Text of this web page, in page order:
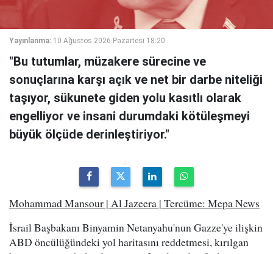
Yayınlanma: 10 Ağustos 2026 Pazartesi 18:20
"Bu tutumlar, müzakere sürecine ve
sonuçlarına karşı açık ve net bir darbe niteliği
taşıyor, sükunete giden yolu kasıtlı olarak
engelliyor ve insani durumdaki kötüleşmeyi
büyük ölçüde derinleştiriyor."
Mohammad Mansour | Al Jazeera | Tercüme: Mepa News
İsrail Başbakanı Binyamin Netanyahu'nun Gazze'ye ilişkin
ABD öncülüğündeki yol haritasını reddetmesi, kırılgan